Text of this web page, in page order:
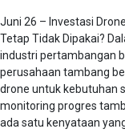
Juni 26 – Investasi
Tetap Tidak Dipakai?
industri pertambangan
perusahaan tambang
drone untuk kebutuhan
monitoring progres
ada satu kenyataan